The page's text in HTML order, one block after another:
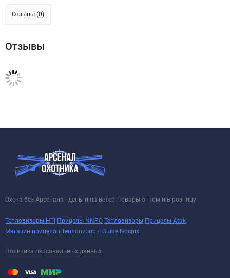
Отзывы (0)
Отзывы
Охота без Арсенала - деньги на ветер! Товары оптом и в розницу
Тепловизоры HTI Прицелы NNPO Тепловизоры Прицелы Atak
Магазин прицелов Тепловизоры Guide Nocpix
Политика персональных данных